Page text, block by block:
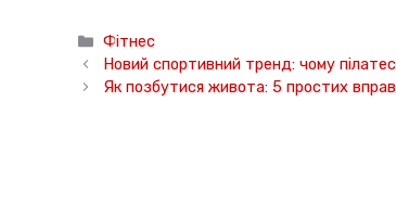
Категорії
Фітнес
Новий спортивний тренд: чому
Як позбутися живота: 5 простих вправ